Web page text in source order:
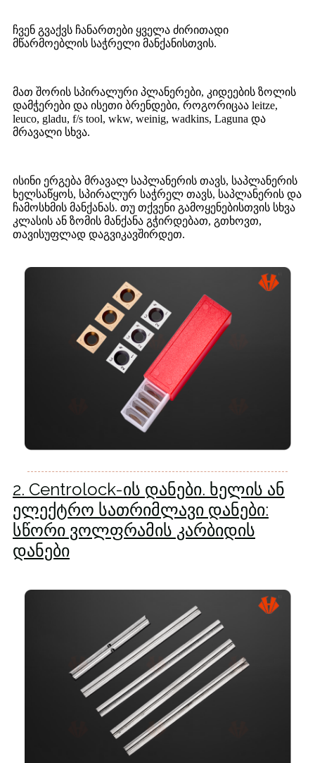
ჩვენ გვაქვს ჩანართები ყველა ძირითადი
მწარმოებლის საჭრელი მანქანისთვის.
მათ შორის სპირალური პლანერები, კიდეების ზოლის
დამჭერები და ისეთი ბრენდები, როგორიცაა leitze,
leuco, gladu, f/s tool, wkw, weinig, wadkins, Laguna და
მრავალი სხვა.
ისინი ერგება მრავალ საპლანერის თავს, საპლანერის
ხელსაწყოს, სპირალურ საჭრელ თავს, საპლანერის და
ჩამოსხმის მანქანას. თუ თქვენი გამოყენებისთვის სხვა
კლასის ან ზომის მანქანა გჭირდებათ, გთხოვთ,
თავისუფლად დაგვიკავშირდეთ.
2. Centrolock-ის დანები. ხელის ან
ელექტრო სათრიმლავი დანები:
სწორი ვოლფრამის კარბიდის
დანები